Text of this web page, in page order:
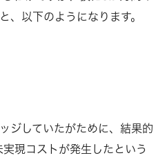
、以下のようになります。
ジしていたがために、結果的
現コストが発生したという